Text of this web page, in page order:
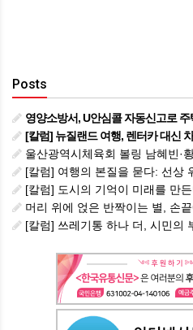
Posts
영양소방서, U안심콜 자동신고로
[칼럼] 뉴질랜드 여행, 렌터카 대신
울산광역시체육회 볼링 남혜빈·황세라, 국가대표
[칼럼] 여행의 본질을 묻다: 선상 위에서 펼쳐지
[칼럼] 도시의 기억이 미래를 만든다… 크라이
머리 위에 얹은 반짝이는 별, 손끝
[칼럼] 쓰레기통 하나 더, 시민의